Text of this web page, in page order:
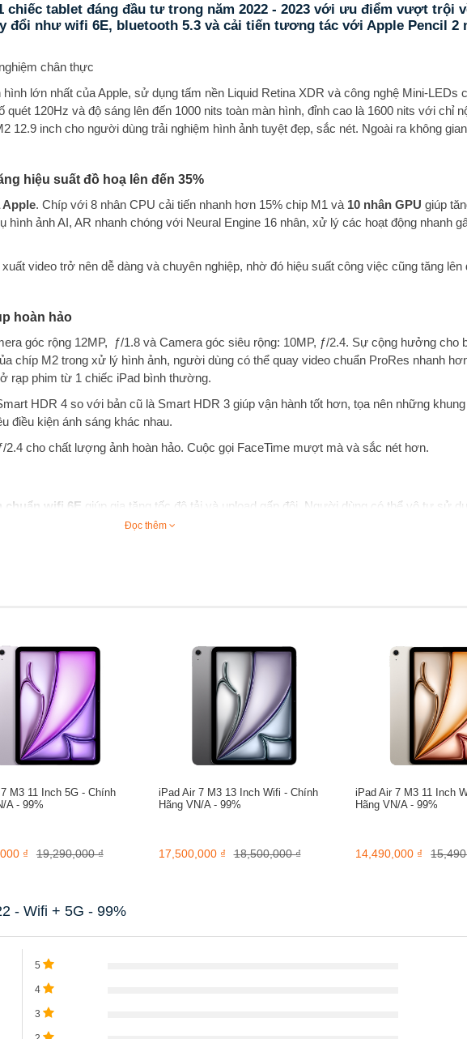
chiếc tablet đáng đầu tư trong năm 2022 - 2023 với ưu điểm vượt trội
đổi như wifi 6E, bluetooth 5.3 và cải tiến tương tác với Apple Pencil 2
chân thực
lớn nhất của Apple, sử dụng tấm nền Liquid Retina XDR và công nghệ Mini-LEDs
120Hz và độ sáng lên đến 1000 nits toàn màn hình, đỉnh cao là 1600 nits với chỉ
12.9 inch cho người dùng trải nghiệm hình ảnh tuyệt đẹp, sắc nét. Ngoài ra không
hiệu suất đồ hoạ lên đến 35%
Apple. Chíp với 8 nhân CPU cải tiến nhanh hơn 15% chip M1 và 10 nhân GPU giúp
hình ảnh AI, AR nhanh chóng với Neural Engine 16 nhân, xử lý các hoạt động nhanh
video trở nên dễ dàng và chuyên nghiệp, nhờ đó hiệu suất công việc cũng tăng lên
hoàn hảo
góc rộng 12MP, ƒ/1.8 và Camera góc siêu rộng: 10MP, ƒ/2.4. Sự cộng hưởng cho
chíp M2 trong xử lý hình ảnh, người dùng có thể quay video chuẩn ProRes nhanh
rạp phim từ 1 chiếc iPad bình thường.
HDR 4 so với bản cũ là Smart HDR 3 giúp vận hành tốt hơn, tọa nên những
điều kiện ánh sáng khác nhau.
2.4 cho chất lượng ảnh hoàn hảo. Cuộc gọi FaceTime mượt mà và sắc nét hơn.
chuẩn wifi 6E giúp gia tăng tốc độ tải và upload gấp đôi. Người dùng có thể vô tư sử
đến các tính năng mạnh mẽ nâng cao trải nghiệm cho người dùng. Tính đa nhiệm
các ứng dụng và cửa sổ, giúp chuyển đổi giữa các tác vụ một cách nhanh chóng và
2
2 mới nhất của Apple.
Với tính năng Apple Pencil hover cải tiến
, chiếc bút sẽ trở
đến gần màn hình 12mm, hệ thống sẽ tự phóng to tác vụ hướng đến trên cơ sở không
sử dụng Apple Pencil trên iPad sẽ tiện lợi trong việc ghi chép, thỏa sức sáng tạo vẽ
Đọc thêm
M3 11 Inch 5G - Chính
A - 99%
₫ 19,290,000 ₫
iPad Air 7 M3 13 Inch Wifi - Chính
Hãng VN/A - 99%
17,500,000 ₫ 18,500,000 ₫
iPad Air 7 M3 11 Inch
Hãng VN/A - 99%
14,490,000 ₫
- Wifi + 5G - 99%
5
4
3